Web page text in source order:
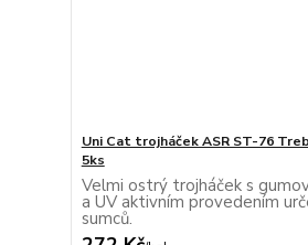
Uni Cat trojháček ASR ST-76
5ks
Velmi ostrý trojháček s
a UV aktivním provedením
sumců.